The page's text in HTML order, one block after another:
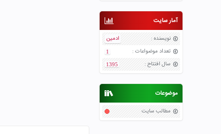
آمار سایت
نویسنده :
ادمین
تعداد موضواعات :
1
سال افتتاح :
1395
موضوعات
مطالب سایت